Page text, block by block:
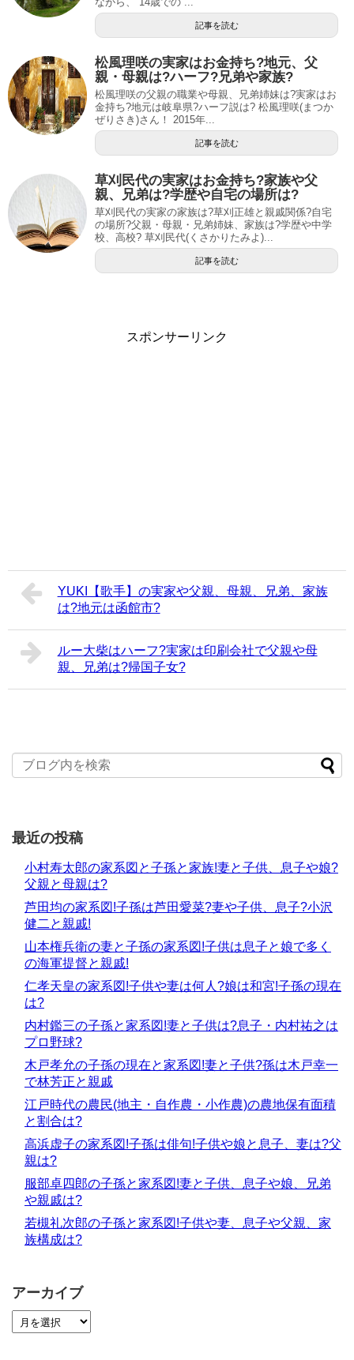
記事を読む
松風理咲の実家はお金持ち?地元、父
親・母親は?ハーフ?兄弟や家族?
松風理咲の父親の職業や母親、兄弟姉妹は?実家はお
金持ち?地元は岐阜県?ハーフ説は? 松風理咲(まつか
ぜりさき)さん！ 2015年...
記事を読む
草刈民代の実家はお金持ち?家族や父
親、兄弟は?学歴や自宅の場所は?
草刈民代の実家の家族は?草刈正雄と親戚関係?自宅
の場所?父親・母親・兄弟姉妹、家族は?学歴や中学
校、高校? 草刈民代(くさかりたみよ)...
記事を読む
スポンサーリンク
YUKI【歌手】の実家や父親、母親、兄弟、家族
は?地元は函館市?
ルー大柴はハーフ?実家は印刷会社で父親や母
親、兄弟は?帰国子女?
最近の投稿
小村寿太郎の家系図と子孫と家族!妻と子供、息子や娘?
父親と母親は?
芦田均の家系図!子孫は芦田愛菜?妻や子供、息子?小沢
健二と親戚!
山本権兵衛の妻と子孫の家系図!子供は息子と娘で多く
の海軍提督と親戚!
仁孝天皇の家系図!子供や妻は何人?娘は和宮!子孫の現在
は?
内村鑑三の子孫と家系図!妻と子供は?息子・内村祐之は
プロ野球?
木戸孝允の子孫の現在と家系図!妻と子供?孫は木戸幸一
で林芳正と親戚
江戸時代の農民(地主・自作農・小作農)の農地保有面積
と割合は?
高浜虚子の家系図!子孫は俳句!子供や娘と息子、妻は?父
親は?
服部卓四郎の子孫と家系図!妻と子供、息子や娘、兄弟
や親戚は?
若槻礼次郎の子孫と家系図!子供や妻、息子や父親、家
族構成は?
アーカイブ